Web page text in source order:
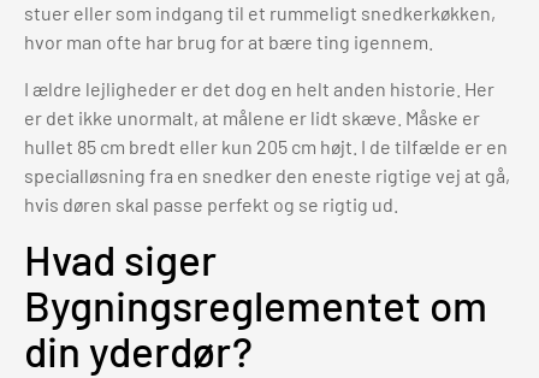
stuer eller som indgang til et rummeligt snedkerkøkken,
hvor man ofte har brug for at bære ting igennem.
I ældre lejligheder er det dog en helt anden historie. Her
er det ikke unormalt, at målene er lidt skæve. Måske er
hullet 85 cm bredt eller kun 205 cm højt. I de tilfælde er en
specialløsning fra en snedker den eneste rigtige vej at gå,
hvis døren skal passe perfekt og se rigtig ud.
Hvad siger
Bygningsreglementet om
din yderdør?